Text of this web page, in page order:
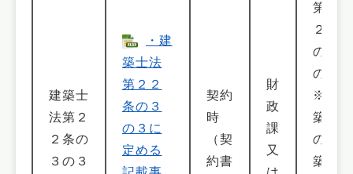
建築士
法第２
２条の
３の３
・建
築士法
第２２
条の３
の３に
定める
契約
時
（契
約書
財
政
課
又
第２
２条
の３
の３
※建
築物
の新
築に